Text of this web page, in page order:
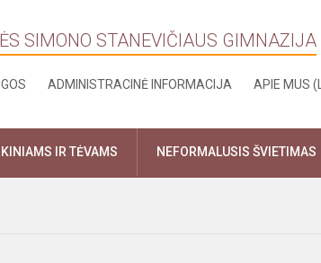
SIMONO STANEVIČIAUS GIMNAZIJA
ADMINISTRACINĖ INFORMACIJA APIE MUS
IR TĖVAMS NEFORMALUSIS ŠVIETIMAS